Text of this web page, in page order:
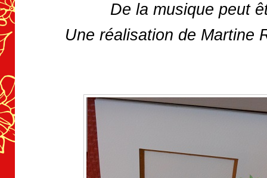
De la musique peut
Une réalisation de Martine